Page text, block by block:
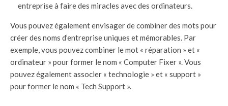
entreprise à faire des miracles avec des ordinateurs.
Vous pouvez également envisager de combiner des mots pour
créer des noms d’entreprise uniques et mémorables. Par
exemple, vous pouvez combiner le mot « réparation » et «
ordinateur » pour former le nom « Computer Fixer ». Vous
pouvez également associer « technologie » et « support »
pour former le nom « Tech Support ».